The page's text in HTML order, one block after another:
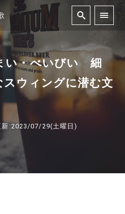
い・べいびい 細
ウィングに潜む文
新:2023/07/29(土曜日)